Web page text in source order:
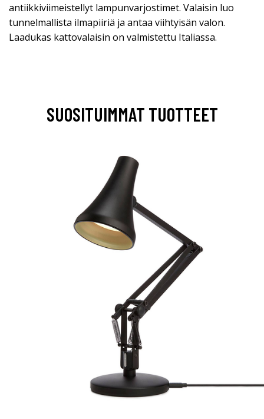
antiikkiviimeistellyt lampunvarjostimet. Valaisin luo
tunnelmallista ilmapiiriä ja antaa viihtyisän valon.
Laadukas kattovalaisin on valmistettu Italiassa.
SUOSITUIMMAT TUOTTEET